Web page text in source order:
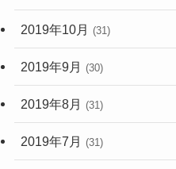
2019年10月 (31)
2019年9月 (30)
2019年8月 (31)
2019年7月 (31)